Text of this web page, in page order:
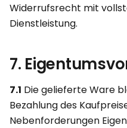
Widerrufsrecht mit
Dienstleistung.
7.
7.1 Die gelieferte Ware
Bezahlung des
Nebenforderungen